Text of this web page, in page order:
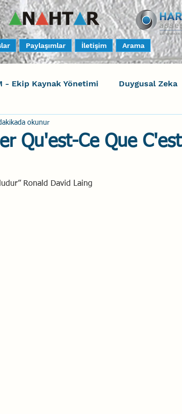
Paylaşımlar İletişim Arama
- Ekip Kaynak Yönetimi Duygusal Zeka
Assessments
Factors
Qu'est-Ce Que C'est
okunur
Ronald David Laing